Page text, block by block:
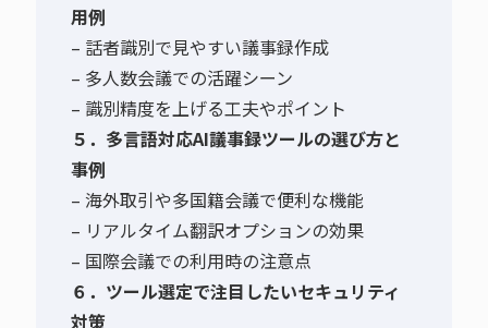
用例
– 話者識別で見やすい議事録作成
– 多人数会議での活躍シーン
– 識別精度を上げる工夫やポイント
５．多言語対応AI議事録ツールの選び方と
事例
– 海外取引や多国籍会議で便利な機能
– リアルタイム翻訳オプションの効果
– 国際会議での利用時の注意点
６．ツール選定で注目したいセキュリティ
対策